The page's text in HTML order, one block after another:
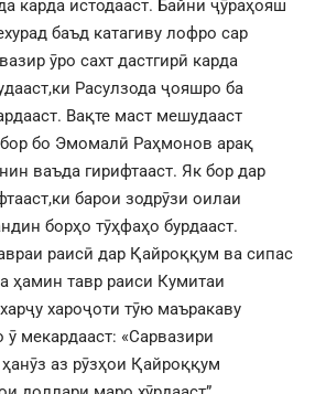
карда истодааст. Байни ҷӯраҳояш
баъд катагиву лофро сар
ӯро сахт дастгирӣ карда
Расулзода ҷояшро ба
Вақте маст мешудааст
бор бо Эмомалӣ Раҳмонов арақ
ваъда гирифтааст. Як бор дар
барои зодрӯзи оилаи
борҳо тӯҳфаҳо бурдааст.
раисӣ дар Қайроққум ва сипас
ҳамин тавр раиси Кумитаи
хароҷоти тӯю маъракаву
ӯ мекардааст: «Сарвазири
аз рӯзҳои Қайроққум